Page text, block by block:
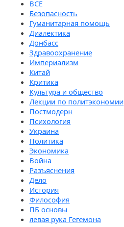
Безопасность
Гуманитарная помощь
Диалектика
Донбасс
Здравоохранение
Империализм
Китай
Критика
Культура и общество
Лекции по политэкономии
Постмодерн
Психология
Украина
Политика
Экономика
Война
Разъяснения
Дело
История
Философия
ПБ основы
левая рука Гегемона